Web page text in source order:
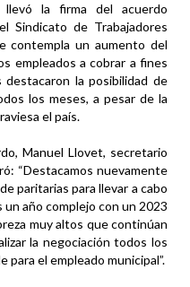
la firma del acuerdo
Sindicato de Trabajadores
contempla un aumento del
empleados a cobrar a fines
la posibilidad de
los meses, a pesar de la
el país.
Manuel Llovet, secretario
“Destacamos nuevamente
paritarias para llevar a cabo
año complejo con un 2023
muy altos que continúan
la negociación todos los
para el empleado municipal”.